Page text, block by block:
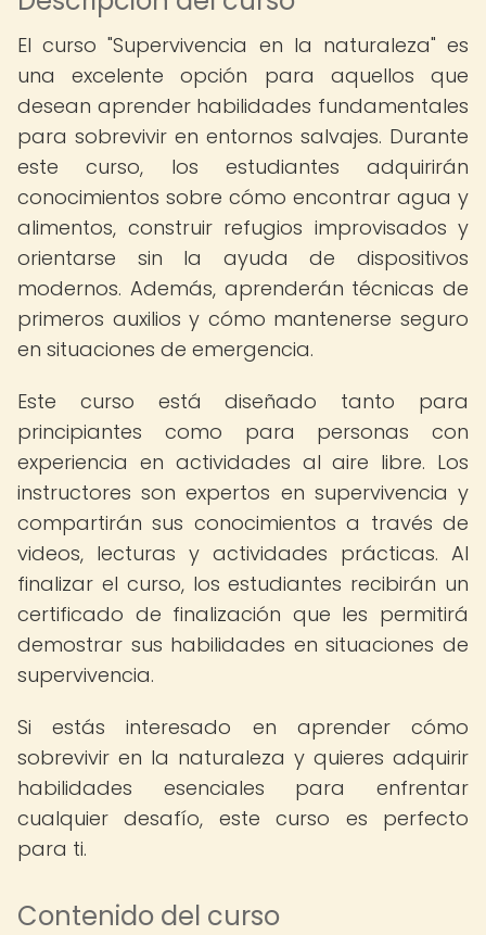
El curso "Supervivencia en la naturaleza" es
una excelente opción para aquellos que
desean aprender habilidades fundamentales
para sobrevivir en entornos salvajes. Durante
este curso, los estudiantes adquirirán
conocimientos sobre cómo encontrar agua y
alimentos, construir refugios improvisados y
orientarse sin la ayuda de dispositivos
modernos. Además, aprenderán técnicas de
primeros auxilios y cómo mantenerse seguro
en situaciones de emergencia.
Este curso está diseñado tanto para
principiantes como para personas con
experiencia en actividades al aire libre. Los
instructores son expertos en supervivencia y
compartirán sus conocimientos a través de
videos, lecturas y actividades prácticas. Al
finalizar el curso, los estudiantes recibirán un
certificado de finalización que les permitirá
demostrar sus habilidades en situaciones de
supervivencia.
Si estás interesado en aprender cómo
sobrevivir en la naturaleza y quieres adquirir
habilidades esenciales para enfrentar
cualquier desafío, este curso es perfecto
para ti.
Contenido del curso